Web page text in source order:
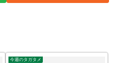
今週のタガタメ